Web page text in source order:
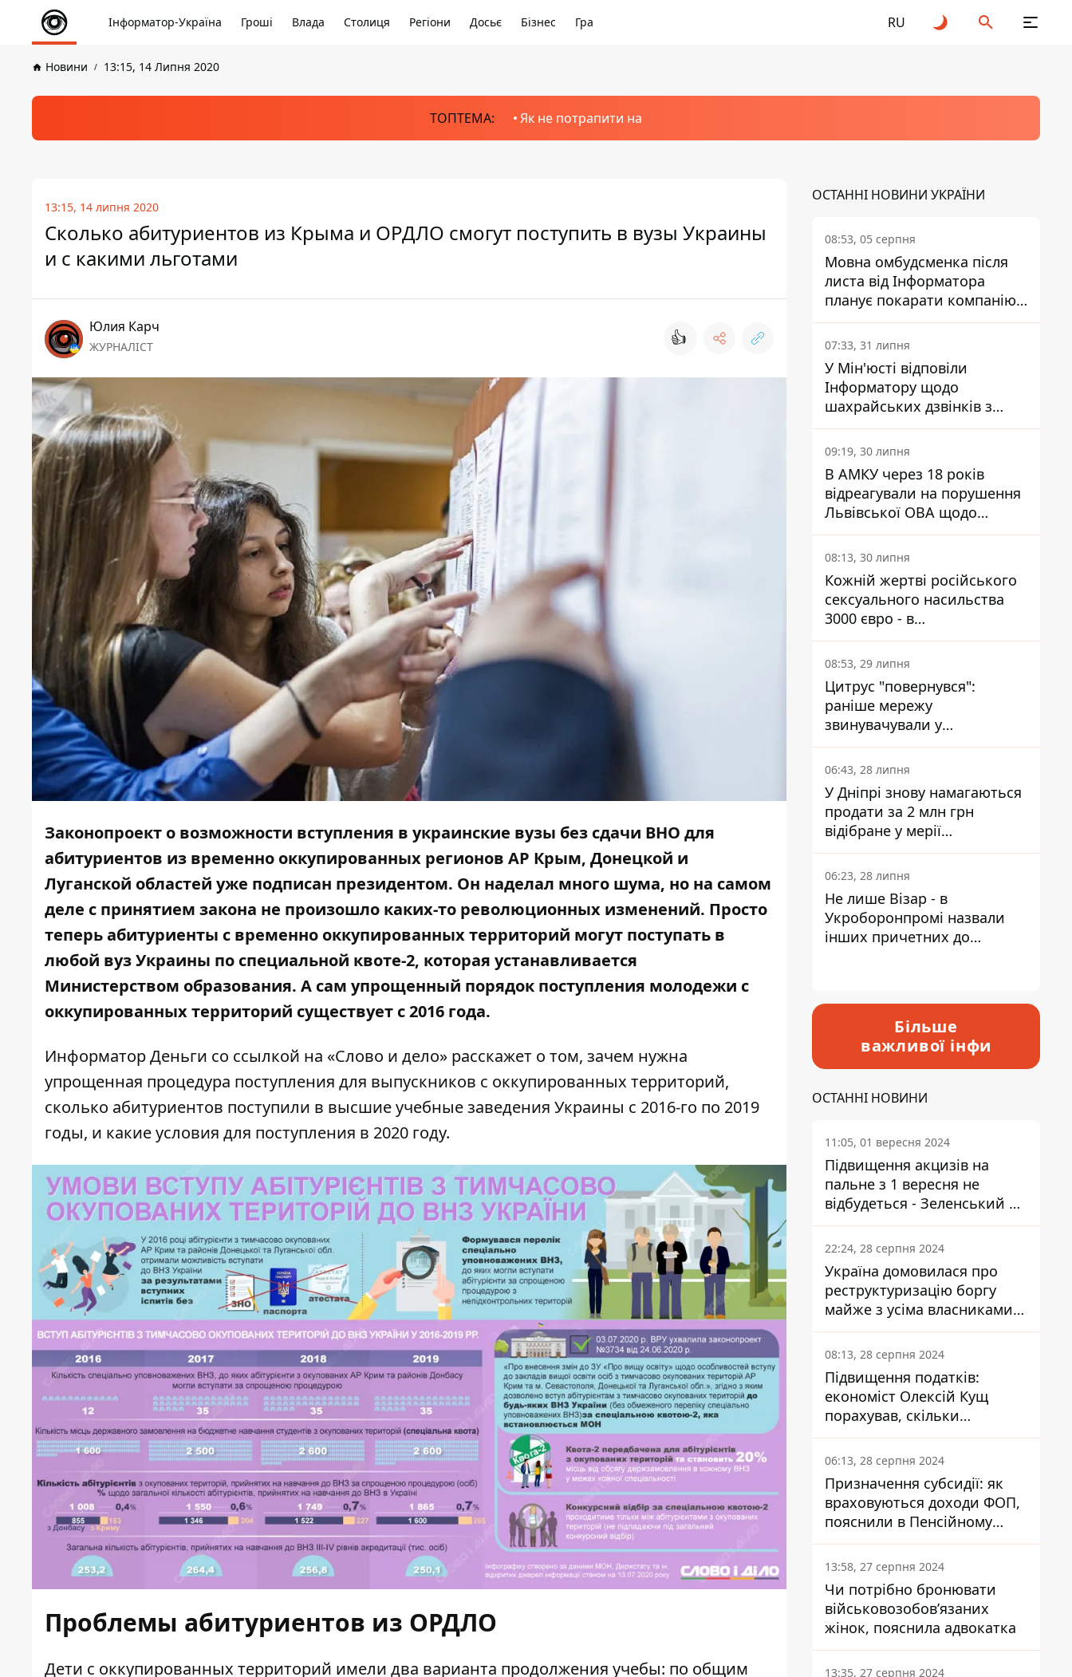
Інформатор-Україна Гроші Влада Столиця Регіони Досьє Бізнес Гра RU
Новини 13:15, 14 Липня 2020
ТОПТЕМА: Як не потрапити на
13:15, 14 липня 2020
Сколько абитуриентов из Крыма и ОРДЛО смогут поступить в вузы Украины
и с какими льготами
Юлия Карч
ЖУРНАЛІСТ 👍
Законопроект о возможности вступления в украинские вузы без сдачи ВНО для
абитуриентов из временно оккупированных регионов АР Крым, Донецкой и
Луганской областей уже подписан президентом. Он наделал много шума, но на самом
деле с принятием закона не произошло каких-то революционных изменений. Просто
теперь абитуриенты с временно оккупированных территорий могут поступать в
любой вуз Украины по специальной квоте-2, которая устанавливается
Министерством образования. А сам упрощенный порядок поступления молодежи с
оккупированных территорий существует с 2016 года.
Информатор Деньги со ссылкой на «Слово и дело» расскажет о том, зачем нужна
упрощенная процедура поступления для выпускников с оккупированных территорий,
сколько абитуриентов поступили в высшие учебные заведения Украины с 2016-го по 2019
годы, и какие условия для поступления в 2020 году.
Проблемы абитуриентов из ОРДЛО
Дети с оккупированных территорий имели два варианта продолжения учебы: по общим
ОСТАННІ НОВИНИ УКРАЇНИ
08:53, 05 серпня
Мовна омбудсменка після
листа від Інформатора
планує покарати компанію-
підрядника ПриватБанку
07:33, 31 липня
У Мін'юсті відповіли
Інформатору щодо
шахрайських дзвінків з
камери Сумського СІЗО так,
що ніхто нічого не зрозумів
09:19, 30 липня
В АМКУ через 18 років
відреагували на порушення
Львівської ОВА щодо
харчування у закладах
освіти
08:13, 30 липня
Кожній жертві російського
сексуального насильства
3000 євро - в
Мінсоцполітики пояснили
Інформатору, звідки на це
гроші
08:53, 29 липня
Цитрус "повернувся":
раніше мережу
звинувачували у
контрабанді техніки та
ухиленні від сплати
податків
06:43, 28 липня
У Дніпрі знову намагаються
продати за 2 млн грн
відібране у мерії
приміщення Укрпошти
06:23, 28 липня
Не лише Візар - в
Укроборонпромі назвали
інших причетних до
Більше
важливої інфи
ОСТАННІ НОВИНИ
11:05, 01 вересня 2024
Підвищення акцизів на
пальне з 1 вересня не
відбудеться - Зеленський не
підписав закон
22:24, 28 серпня 2024
Україна домовилася про
реструктуризацію боргу
майже з усіма власниками
єврооблігацій: що це
означає для країни
08:13, 28 серпня 2024
Підвищення податків:
економіст Олексій Кущ
порахував, скільки
заплатить кожен українець
06:13, 28 серпня 2024
Призначення субсидії: як
враховуються доходи ФОП,
пояснили в Пенсійному
фонді
13:58, 27 серпня 2024
Чи потрібно бронювати
військовозобов’язаних
жінок, пояснила адвокатка
13:35, 27 серпня 2024